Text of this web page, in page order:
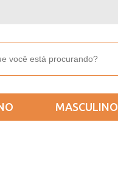
MASCULINO